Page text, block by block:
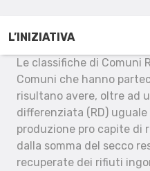
L’INIZIATIVA
Le classifiche di Comuni
Comuni che hanno
risultano avere, oltre ad
differenziata (RD) uguale
produzione pro capite di
dalla somma del secco
recuperate dei rifiuti